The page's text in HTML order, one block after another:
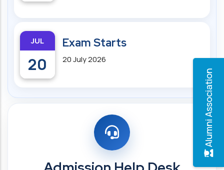
Alumni Association
JUL
20
Exam Starts
20 July 2026